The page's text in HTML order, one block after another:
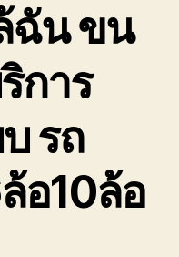
ฉัน ขน
การ
รถ
อ10ล้อ